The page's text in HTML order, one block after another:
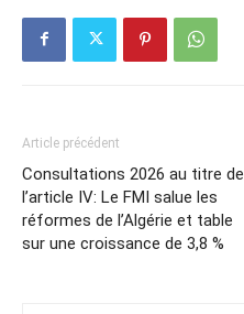
Article précédent
Consultations 2026 au titre de
l’article IV: Le FMI salue les
réformes de l’Algérie et table
sur une croissance de 3,8 %